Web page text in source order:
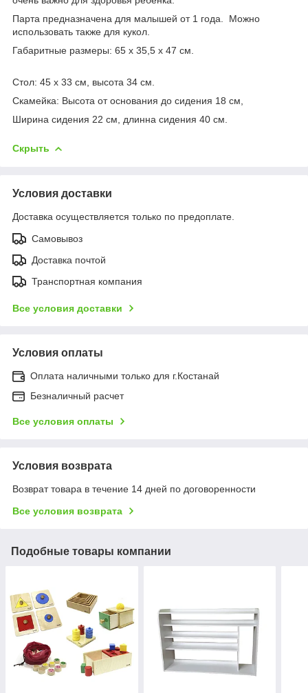
Парта предназначена для малышей от 1 года. Можно
использовать также для кукол.
Габаритные размеры: 65 х 35,5 х 47 см.
Стол: 45 х 33 см, высота 34 см.
Скамейка: Высота от основания до сидения 18 см,
Ширина сидения 22 см, длинна сидения 40 см.
Скрыть
Условия доставки
Доставка осуществляется только по предоплате.
Самовывоз
Доставка почтой
Транспортная компания
Все условия доставки
Условия оплаты
Оплата наличными только для г.Костанай
Безналичный расчет
Все условия оплаты
Условия возврата
Возврат товара в течение 14 дней по договоренности
Все условия возврата
Подобные товары компании